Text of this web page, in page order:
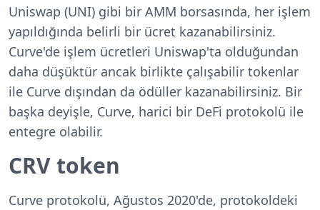
Uniswap (UNI) gibi bir AMM borsasında, her işlem
yapıldığında belirli bir ücret kazanabilirsiniz.
Curve'de işlem ücretleri Uniswap'ta olduğundan
daha düşüktür ancak birlikte çalışabilir tokenlar
ile Curve dışından da ödüller kazanabilirsiniz. Bir
başka deyişle, Curve, harici bir DeFi protokolü ile
entegre olabilir.
CRV token
Curve protokolü, Ağustos 2020'de, protokoldeki